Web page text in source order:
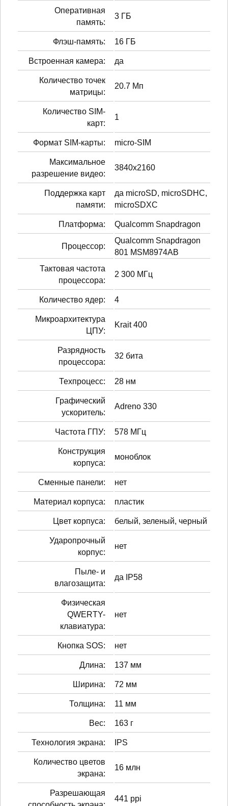
Оперативная
память:
3 ГБ
Флэш-память: 16 ГБ
Встроенная камера: да
Количество точек
матрицы:
20.7 Мп
Количество SIM-
карт:
1
Формат SIM-карты: micro-SIM
Максимальное
разрешение видео:
3840x2160
Поддержка карт
памяти:
да microSD, microSDHC,
microSDXC
Платформа: Qualcomm Snapdragon
Процессор:
Qualcomm Snapdragon
801 MSM8974AB
Тактовая частота
процессора:
2 300 МГц
Количество ядер: 4
Микроархитектура
ЦПУ:
Krait 400
Разрядность
процессора:
32 бита
Техпроцесс: 28 нм
Графический
ускоритель:
Adreno 330
Частота ГПУ: 578 МГц
Конструкция
корпуса:
моноблок
Сменные панели: нет
Материал корпуса: пластик
Цвет корпуса: белый, зеленый, черный
Ударопрочный
корпус:
нет
Пыле- и
влагозащита:
да IP58
Физическая
QWERTY-
клавиатура:
нет
Кнопка SOS: нет
Длина: 137 мм
Ширина: 72 мм
Толщина: 11 мм
Вес: 163 г
Технология экрана: IPS
Количество цветов
экрана:
16 млн
Разрешающая
441 ppi